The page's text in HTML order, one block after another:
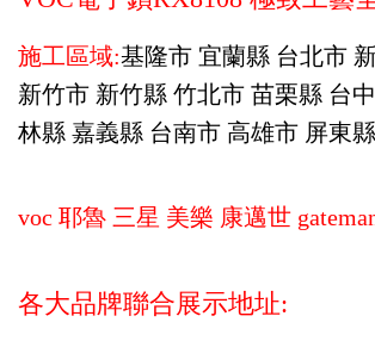
施工區域:基隆市 宜蘭縣 台北市
新竹市 新竹縣 竹北市 苗栗縣 台
林縣 嘉義縣 台南市 高雄市 屏東縣
voc 耶魯 三星 美樂 康邁世
各大品牌聯合展示地址: